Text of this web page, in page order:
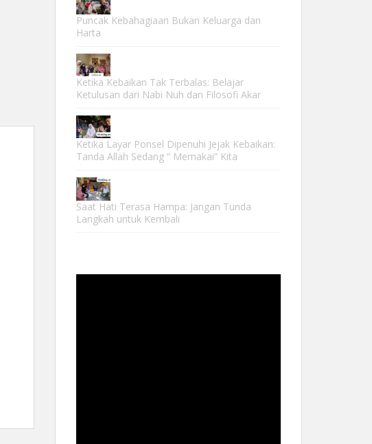
Puncak Kebahagiaan Bukan Keluarga dan
Harta
Ketika Kebaikan Tak Terbalas: Belajar
Ketulusan dari Nabi Nuh dan Filosofi Akar
Ketika Layar Ponsel Dipenuhi Jejak Kebaikan:
Tanda Allah Sedang “ Memakai” Kita
Saat Hati Terasa Hampa: Jangan Tunda
Langkah untuk Kembali